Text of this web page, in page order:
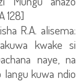
128]
R.A. alisema:
kwake si
naye, na
langu kuwa ndio